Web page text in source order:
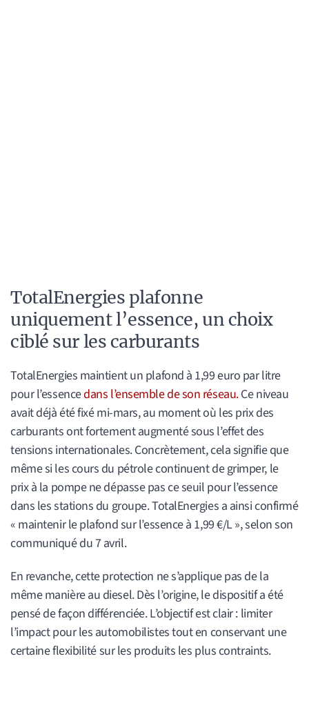
TotalEnergies plafonne
uniquement l’essence, un choix
ciblé sur les carburants
TotalEnergies maintient un plafond à 1,99 euro par litre
pour l’essencedans l’ensemble de son réseau.Ce niveau
avait déjà été fixé mi-mars, au moment où les prix des
carburants ont fortement augmenté sous l’effet des
tensions internationales. Concrètement, cela signifie que
même si les cours du pétrole continuent de grimper, le
prix à la pompe ne dépasse pas ce seuil pour l’essence
dans les stations du groupe. TotalEnergies a ainsi confirmé
« maintenir le plafond sur l’essence à 1,99 €/L », selon son
communiqué du 7 avril.
En revanche, cette protection ne s’applique pas de la
même manière au diesel. Dès l’origine, le dispositif a été
pensé de façon différenciée. L’objectif est clair : limiter
l’impact pour les automobilistes tout en conservant une
certaine flexibilité sur les produits les plus contraints.